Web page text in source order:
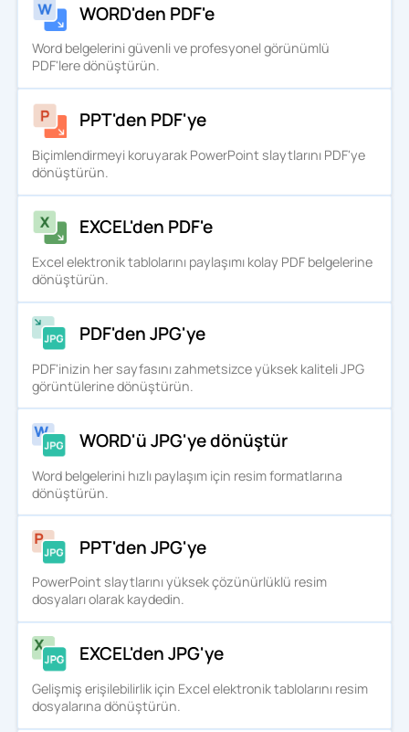
WORD'den PDF'e
Word belgelerini güvenli ve profesyonel görünümlü
PDF'lere dönüştürün.
PPT'den PDF'ye
Biçimlendirmeyi koruyarak PowerPoint slaytlarını PDF'ye
dönüştürün.
EXCEL'den PDF'e
Excel elektronik tablolarını paylaşımı kolay PDF belgelerine
dönüştürün.
PDF'den JPG'ye
PDF'inizin her sayfasını zahmetsizce yüksek kaliteli JPG
görüntülerine dönüştürün.
WORD'ü JPG'ye dönüştür
Word belgelerini hızlı paylaşım için resim formatlarına
dönüştürün.
PPT'den JPG'ye
PowerPoint slaytlarını yüksek çözünürlüklü resim
dosyaları olarak kaydedin.
EXCEL'den JPG'ye
Gelişmiş erişilebilirlik için Excel elektronik tablolarını resim
dosyalarına dönüştürün.